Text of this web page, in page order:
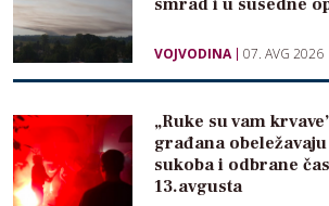
smrad i u susedne
VOJVODINA 07. AVG 2026
„Ruke su vam
građana
sukoba i odbrane
13.avgusta